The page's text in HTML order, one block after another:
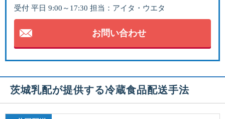
受付 平日 9:00～17:30 担当：アイタ・ウエタ
お問い合わせ
茨城乳配が提供する冷蔵食品配送手法